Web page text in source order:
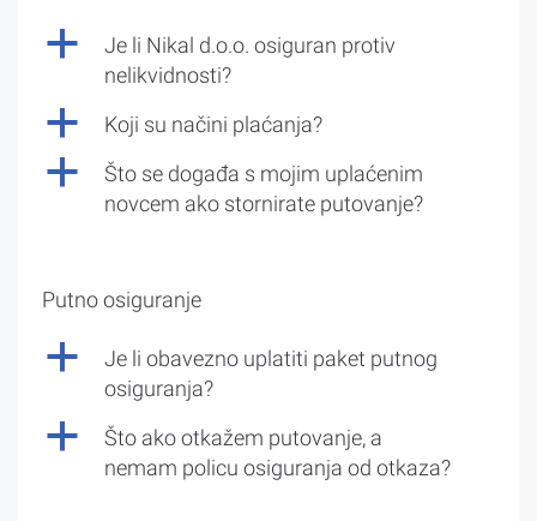
a
Je li Nikal d.o.o. osiguran protiv
nelikvidnosti?
a Koji su načini plaćanja?
a
Što se događa s mojim uplaćenim
novcem ako stornirate putovanje?
Putno osiguranje
a
Je li obavezno uplatiti paket putnog
osiguranja?
a
Što ako otkažem putovanje, a
nemam policu osiguranja od otkaza?